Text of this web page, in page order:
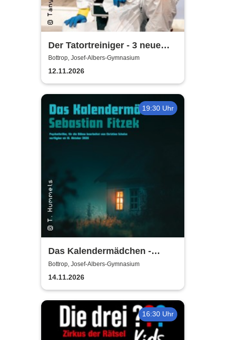
Der Tatortreiniger - 3 neue
Episoden | Contra-Kreis-
Theater mit umbreit
Entertainment GmbH & Co.
KG
Bottrop, Josef-Albers-Gymnasium
12.11.2026
19:30 Uhr
Das Kalendermädchen -
Westfälisches Landestheater
Castrop-Rauxel
Bottrop, Josef-Albers-Gymnasium
14.11.2026
16:30 Uhr